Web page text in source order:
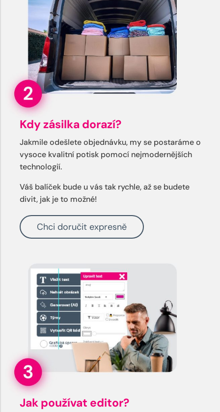
Kdy zásilka dorazí?
Jakmile odešlete objednávku, my se postaráme o
vysoce kvalitní potisk pomocí nejmodernějších
technologií.
Váš balíček bude u vás tak rychle, až se budete
divit, jak je to možné!
Chci doručit expresně
Jak používat editor?